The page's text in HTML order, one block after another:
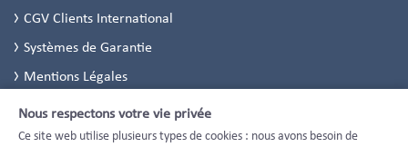
CGV Clients International
Systèmes de Garantie
Mentions Légales
Politique de Confidentialité
Paramètres de confidentialité
Nous respectons votre vie privée
Ce site web utilise plusieurs types de cookies : nous avons besoin de